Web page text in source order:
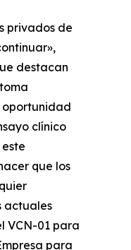
privados de
destacan
oportunidad
clínico
que los
actuales
VCN-01 para
para